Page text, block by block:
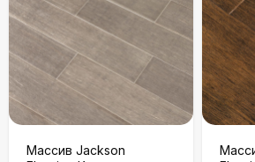
Массив Jackson